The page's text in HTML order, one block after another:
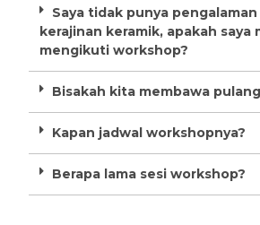
Saya tidak punya
kerajinan keramik, apakah saya
mengikuti workshop?
Bisakah kita membawa
Kapan jadwal workshopnya?
Berapa lama sesi workshop?